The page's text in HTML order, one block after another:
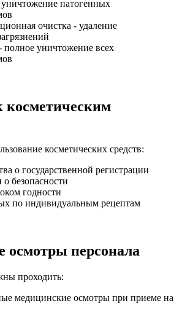
патогенных
очистка - удаление
полное уничтожение всех
косметическим
косметических средств:
о государственной регистрации
о безопасности
годности
по индивидуальным рецептам
осмотры персонала
проходить:
медицинские осмотры при приеме на